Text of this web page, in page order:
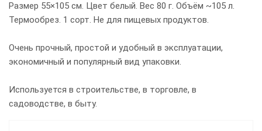
Размер 55×105 см. Цвет белый. Вес 80 г. Объём ~105 л.
Термообрез. 1 сорт. Не для пищевых продуктов.
Очень прочный, простой и удобный в эксплуатации,
экономичный и популярный вид упаковки.
Используется в строительстве, в торговле, в
садоводстве, в быту.